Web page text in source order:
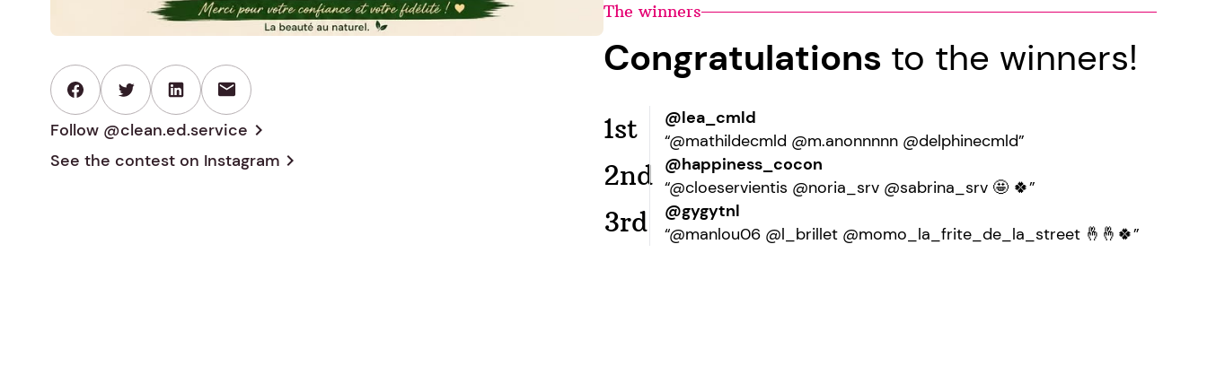
mail
Follow @clean.ed.service chevron_right
See the contest on Instagram chevron_right
The winners
Congratulations to the winners!
1st
@lea_cmld
“@mathildecmld @m.anonnnnn @delphinecmld”
2nd @happiness_cocon
“@cloeservientis @noria_srv @sabrina_srv 🤩 🍀”
3rd
@gygytnl
“@manlou06 @l_brillet @momo_la_frite_de_la_street 🤞🤞🍀”